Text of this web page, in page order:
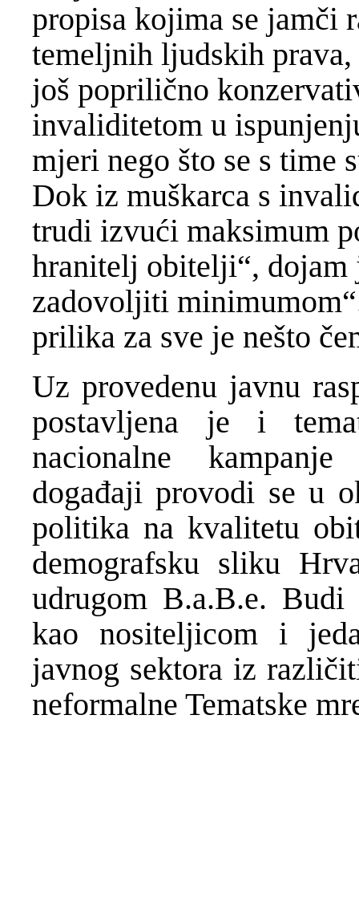
propisa kojima se jamči
temeljnih ljudskih
još poprilično
invaliditetom u
mjeri nego što se s time
Dok iz muškarca s
trudi izvući maksimum
hranitelj obitelji“, dojam
zadovoljiti
prilika za sve je nešto
Uz provedenu javnu
postavljena je i
nacionalne kampanje
događaji provodi se u
politika na kvalitetu
demografsku sliku
udrugom B.a.B.e.
kao nositeljicom i
javnog sektora iz
neformalne Tematske